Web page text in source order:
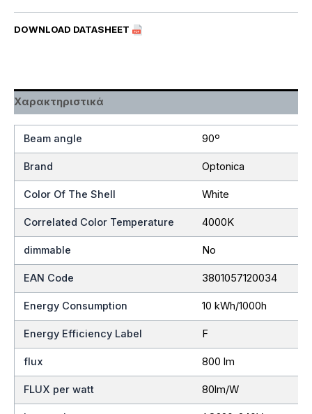
DOWNLOAD DATASHEET
Χαρακτηριστικά
Beam angle 90º
Brand Optonica
Color Of The Shell White
Correlated Color Temperature 4000K
dimmable No
EAN Code 3801057120034
Energy Consumption 10 kWh/1000h
Energy Efficiency Label F
flux 800 lm
FLUX per watt 80lm/W